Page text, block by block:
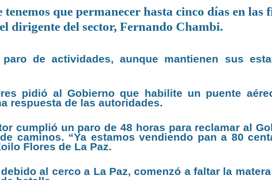
que permanecer hasta cinco días en las
dirigente del sector, Fernando Chambi.
de actividades, aunque mantienen sus
pidió al Gobierno que habilite un puente
respuesta de las autoridades.
cumplió un paro de 48 horas para reclamar al
caminos. “Ya estamos vendiendo pan a 80
Flores de La Paz.
al cerco a La Paz, comenzó a faltar la